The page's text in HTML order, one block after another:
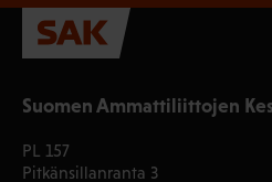
Suomen Ammattiliittojen
PL 157
Pitkänsillanranta 3